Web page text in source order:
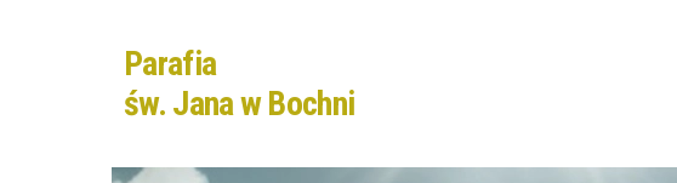
Parafia
św. Jana w Bochni